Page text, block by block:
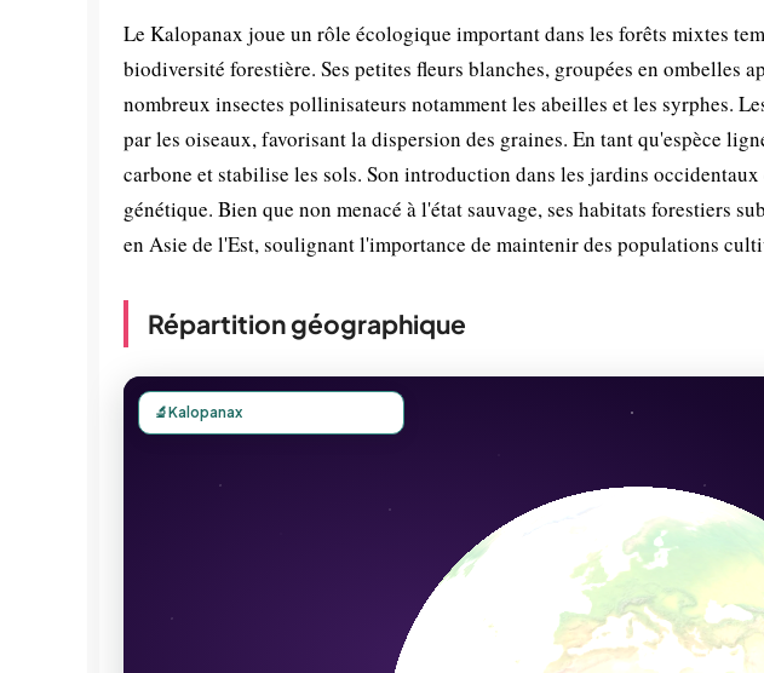
Le Kalopanax joue un rôle écologique important dans les forêts mixtes
biodiversité forestière. Ses petites fleurs blanches, groupées en ombelles
nombreux insectes pollinisateurs notamment les abeilles et les syrphes.
par les oiseaux, favorisant la dispersion des graines. En tant qu'espèce
carbone et stabilise les sols. Son introduction dans les jardins
génétique. Bien que non menacé à l'état sauvage, ses habitats forestiers
en Asie de l'Est, soulignant l'importance de maintenir des populations
Répartition géographique